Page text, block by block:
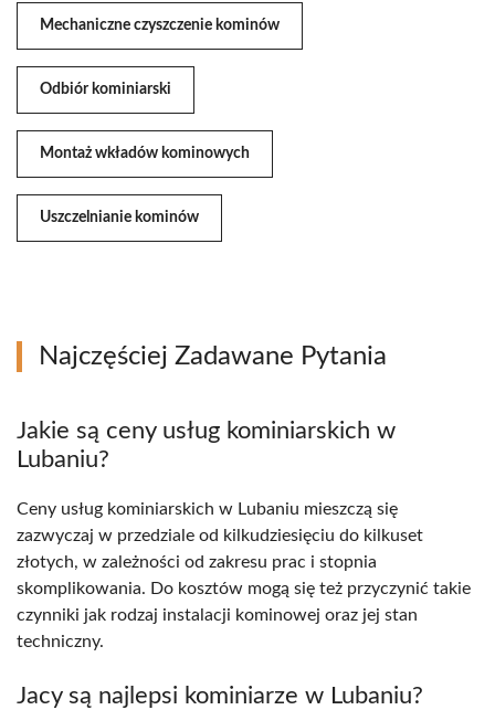
Mechaniczne czyszczenie kominów
Odbiór kominiarski
Montaż wkładów kominowych
Uszczelnianie kominów
Najczęściej Zadawane Pytania
Jakie są ceny usług kominiarskich w
Lubaniu?
Ceny usług kominiarskich w Lubaniu mieszczą się
zazwyczaj w przedziale od kilkudziesięciu do kilkuset
złotych, w zależności od zakresu prac i stopnia
skomplikowania. Do kosztów mogą się też przyczynić takie
czynniki jak rodzaj instalacji kominowej oraz jej stan
techniczny.
Jacy są najlepsi kominiarze w Lubaniu?